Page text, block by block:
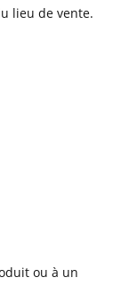
lieu de vente.
ou à un